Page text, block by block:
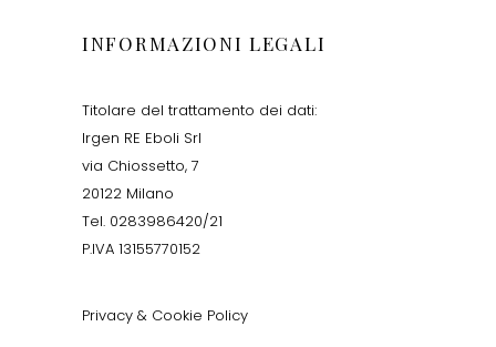
INFORMAZIONI LEGALI
Titolare del trattamento dei dati:
Irgen RE Eboli Srl
via Chiossetto, 7
20122 Milano
Tel. 0283986420/21
P.IVA 13155770152
Privacy & Cookie Policy